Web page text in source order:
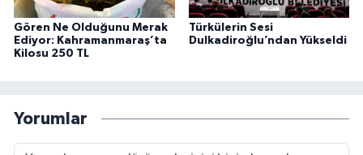
Gören Ne Olduğunu Merak
Ediyor: Kahramanmaraş’ta
Kilosu 250 TL
Türkülerin Sesi
Dulkadiroğlu’ndan Yükseldi
Yorumlar